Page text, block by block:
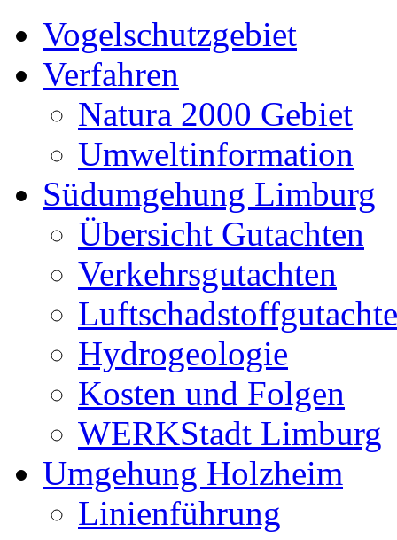
Vogelschutzgebiet
Verfahren
Natura 2000 Gebiet
Umweltinformation
Südumgehung Limburg
Übersicht Gutachten
Verkehrsgutachten
Hydrogeologie
Kosten und Folgen
WERKStadt Limburg
Umgehung Holzheim
Linienführung